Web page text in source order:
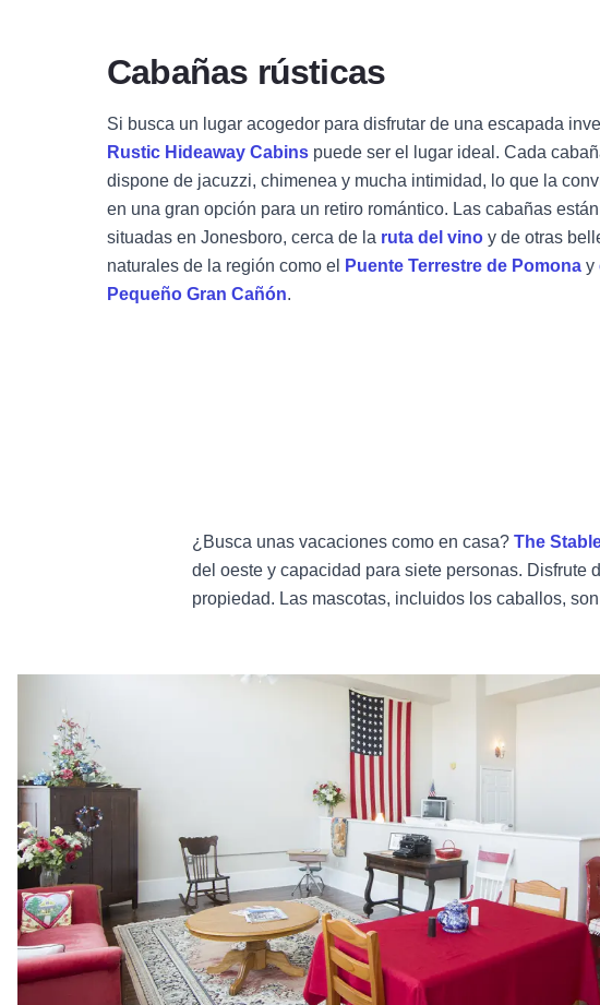
Cabañas rústicas
Si busca un lugar acogedor para disfrutar de una escapada
Rustic Hideaway Cabins puede ser el lugar ideal. Cada
dispone de jacuzzi, chimenea y mucha intimidad, lo que la
en una gran opción para un retiro romántico. Las cabañas están
situadas en Jonesboro, cerca de la ruta del vino y de otras
naturales de la región como el
Puente Terrestre de Pomona y
Pequeño Gran Cañón.
¿Busca unas vacaciones como en casa? The
del oeste y capacidad para siete personas. Disfrute
propiedad. Las mascotas, incluidos los caballos,